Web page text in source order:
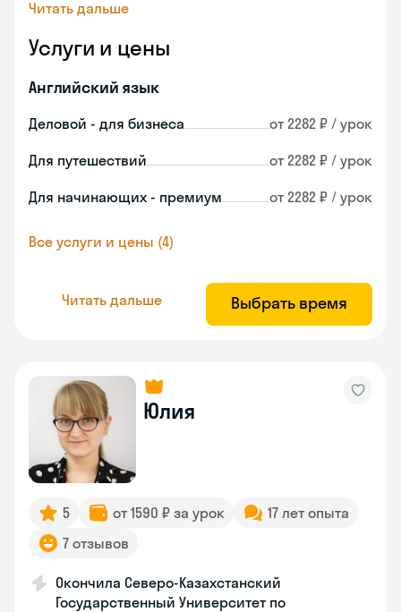
Читать дальше
Услуги и цены
Английский язык
Деловой - для бизнеса от 2282 ₽ / урок
Для путешествий от 2282 ₽ / урок
Для начинающих - премиум от 2282 ₽ / урок
Все услуги и цены (4)
Читать дальше Выбрать время
Юлия
5 от 1590 ₽ за урок
17 лет опыта
7 отзывов
Окончила Северо-Казахстанский
Государственный Университет по